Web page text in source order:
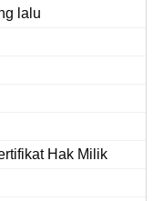
lalu
Hak Milik